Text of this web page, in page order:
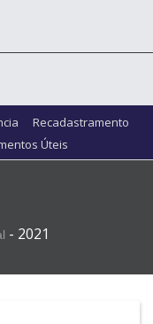
Recadastramento
Úteis
- 2021